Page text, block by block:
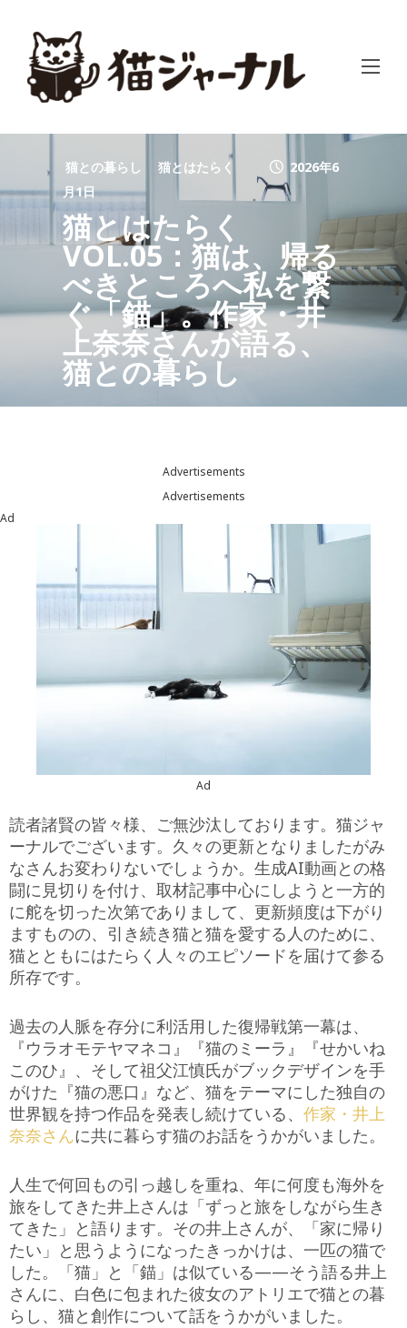
猫との暮らし 猫とはたらく
2026年6
月1日
猫とはたらく
VOL.05：猫は、帰る
べきところへ私を繋
ぐ「錨」。作家・井
上奈奈さんが語る、
猫との暮らし
Advertisements
Advertisements
Ad
Ad
読者諸賢の皆々様、ご無沙汰しております。猫ジャ
ーナルでございます。久々の更新となりましたがみ
なさんお変わりないでしょうか。生成AI動画との格
闘に見切りを付け、取材記事中心にしようと一方的
に舵を切った次第でありまして、更新頻度は下がり
ますものの、引き続き猫と猫を愛する人のために、
猫とともにはたらく人々のエピソードを届けて参る
所存です。
過去の人脈を存分に利活用した復帰戦第一幕は、
『ウラオモテヤマネコ』『猫のミーラ』『せかいね
このひ』、そして祖父江慎氏がブックデザインを手
がけた『猫の悪口』など、猫をテーマにした独自の
世界観を持つ作品を発表し続けている、 作家・井上
奈奈さんに共に暮らす猫のお話をうかがいました。
人生で何回もの引っ越しを重ね、年に何度も海外を
旅をしてきた井上さんは「ずっと旅をしながら生き
てきた」と語ります。その井上さんが、「家に帰り
たい」と思うようになったきっかけは、一匹の猫で
した。「猫」と「錨」は似ている——そう語る井上
さんに、白色に包まれた彼女のアトリエで猫との暮
らし、猫と創作について話をうかがいました。